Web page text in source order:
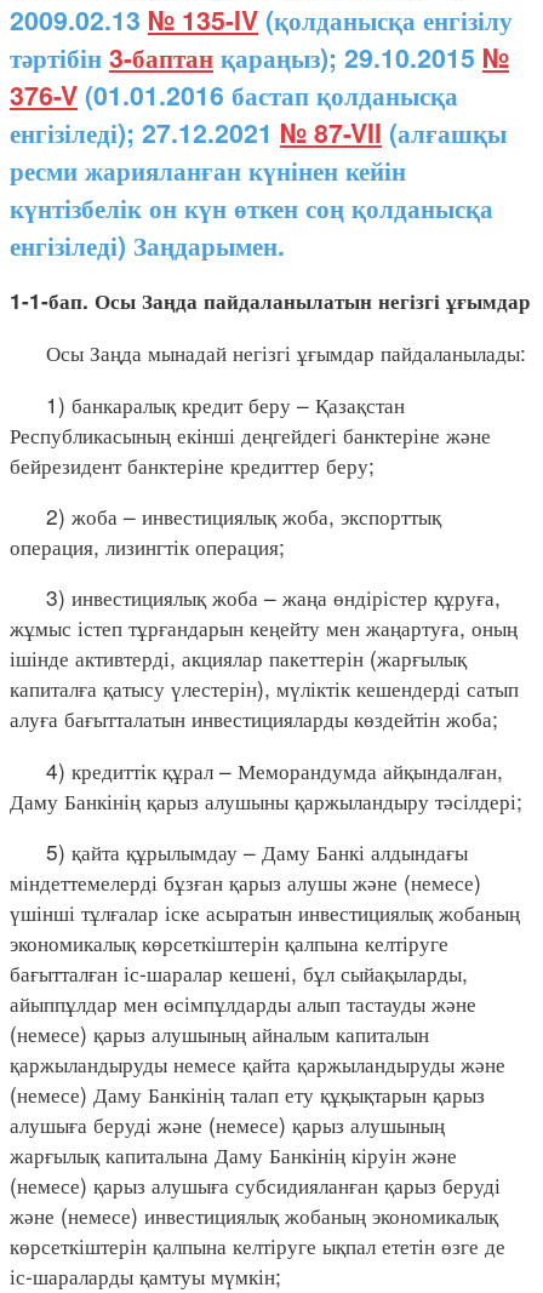
2009.02.13 № 135-IV (қолданысқа енгізілу
тәртібін3-баптанқараңыз); 29.10.2015 №
376-V (01.01.2016 бастап қолданысқа
енгізіледі); 27.12.2021 № 87-VII (алғашқы
ресми жарияланған күнінен кейін
күнтізбелік он күн өткен соң қолданысқа
енгізіледі) Заңдарымен.
1-1-бап. Осы Заңда пайдаланылатын негізгі ұғымдар
Осы Заңда мынадай негізгі ұғымдар пайдаланылады:
1) банкаралық кредит беру – Қазақстан
Республикасының екінші деңгейдегі банктеріне және
бейрезидент банктеріне кредиттер беру;
2) жоба – инвестициялық жоба, экспорттық
операция, лизингтік операция;
3) инвестициялық жоба – жаңа өндірістер құруға,
жұмыс істеп тұрғандарын кеңейту мен жаңартуға, оның
ішінде активтерді, акциялар пакеттерін (жарғылық
капиталға қатысу үлестерін), мүліктік кешендерді сатып
алуға бағытталатын инвестицияларды көздейтін жоба;
4) кредиттік құрал – Меморандумда айқындалған,
Даму Банкінің қарыз алушыны қаржыландыру тәсілдері;
5) қайта құрылымдау – Даму Банкі алдындағы
міндеттемелерді бұзған қарыз алушы және (немесе)
үшінші тұлғалар іске асыратын инвестициялық жобаның
экономикалық көрсеткіштерін қалпына келтіруге
бағытталған іс-шаралар кешені, бұл сыйақыларды,
айыппұлдар мен өсімпұлдарды алып тастауды және
(немесе) қарыз алушының айналым капиталын
қаржыландыруды немесе қайта қаржыландыруды және
(немесе) Даму Банкінің талап ету құқықтарын қарыз
алушыға беруді және (немесе) қарыз алушының
жарғылық капиталына Даму Банкінің кіруін және
(немесе) қарыз алушыға субсидияланған қарыз беруді
және (немесе) инвестициялық жобаның экономикалық
көрсеткіштерін қалпына келтіруге ықпал ететін өзге де
іс-шараларды қамтуы мүмкін;